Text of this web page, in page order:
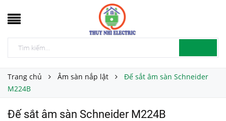
Trang chủ Âm sàn nắp lật
Đế sắt âm sàn Schneider
M224B
Đế sắt âm sàn Schneider M224B